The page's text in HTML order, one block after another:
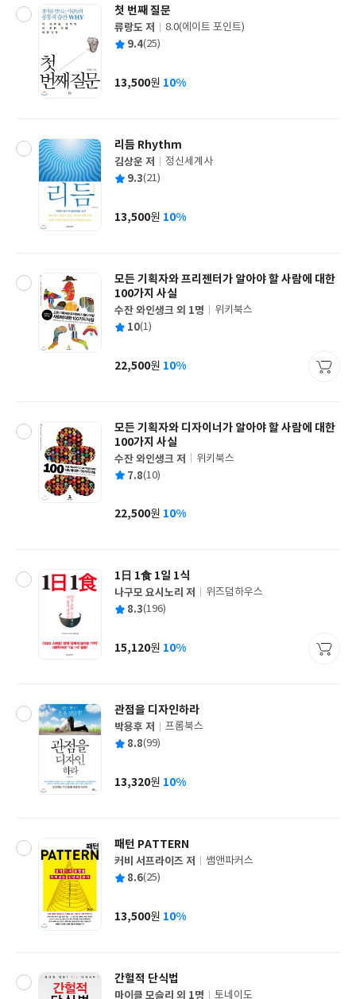
첫 번째 질문
글
쓴
류랑도 저
출
사
8.0(에이트 포인트)
평 9.4(25)
가
13,500원 10%
리듬 Rhythm
글
쓴
김상운 저
출
사
정신세계사
평 9.3(21)
가
13,500원 10%
모든 기획자와 프리젠터가 알아야 할 사람에 대한
100가지 사실
글
쓴
수잔 와인생크 외 1명
출
사
위키북스
평 10(1)
가
22,500원 10%
모든 기획자와 디자이너가 알아야 할 사람에 대한
100가지 사실
글
쓴
수잔 와인생크 저
출
사
위키북스
평 7.8(10)
가
22,500원 10%
1日 1食 1일 1식
글
쓴
나구모 요시노리 저
출
사
위즈덤하우스
평 8.3(196)
가
15,120원 10%
관점을 디자인하라
글
쓴
박용후 저
출
사
프롬북스
평 8.8(99)
가
13,320원 10%
패턴 PATTERN
글
쓴
커비 서프라이즈 저
출
사
쌤앤파커스
평 8.6(25)
가
13,500원 10%
간헐적 단식법
마이클 모슬리 외 1명 토네이도